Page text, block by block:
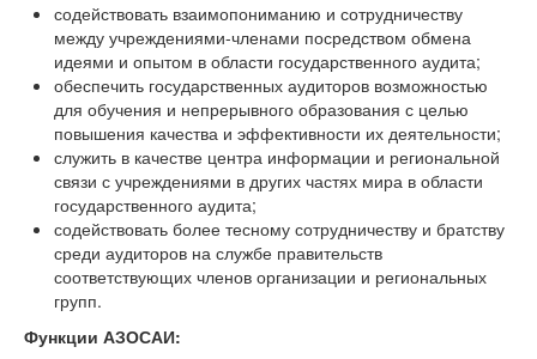
содействовать взаимопониманию и сотрудничеству
между учреждениями-членами посредством обмена
идеями и опытом в области государственного аудита;
обеспечить государственных аудиторов возможностью
для обучения и непрерывного образования с целью
повышения качества и эффективности их деятельности;
служить в качестве центра информации и региональной
связи с учреждениями в других частях мира в области
государственного аудита;
содействовать более тесному сотрудничеству и братству
среди аудиторов на службе правительств
соответствующих членов организации и региональных
групп.
Функции АЗОСАИ: